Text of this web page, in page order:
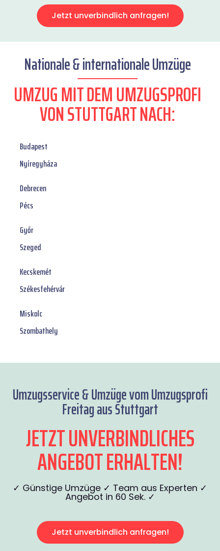
Jetzt unverbindlich anfragen!
Nationale & internationale Umzüge
UMZUG MIT DEM UMZUGSPROFI
VON STUTTGART NACH:
Budapest
Nyíregyháza
Debrecen
Pécs
Győr
Szeged
Kecskemét
Székesfehérvár
Miskolc
Szombathely
Umzugsservice & Umzüge vom Umzugsprofi
Freitag aus Stuttgart
JETZT UNVERBINDLICHES
ANGEBOT ERHALTEN!
✓ Günstige Umzüge ✓ Team aus Experten ✓
Angebot in 60 Sek. ✓
Jetzt unverbindlich anfragen!